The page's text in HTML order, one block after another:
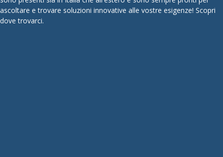
ascoltare e trovare soluzioni innovative alle vostre esigenze! Scopri
dove trovarci.